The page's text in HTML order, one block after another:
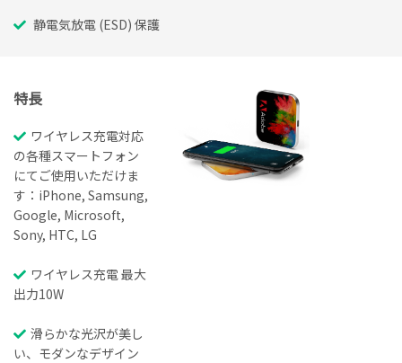
静電気放電 (ESD) 保護
特長
ワイヤレス充電対応
の各種スマートフォン
にてご使用いただけま
す：iPhone, Samsung,
Google, Microsoft,
Sony, HTC, LG
ワイヤレス充電 最大
出力10W
滑らかな光沢が美し
い、モダンなデザイン